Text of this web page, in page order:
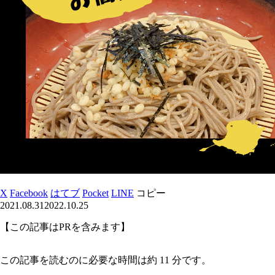
X Facebook はてブ Pocket LINE コピー
2021.08.31 2022.10.25
【この記事はPRを含みます】
この記事を読むのに必要な時間は約 11 分です。